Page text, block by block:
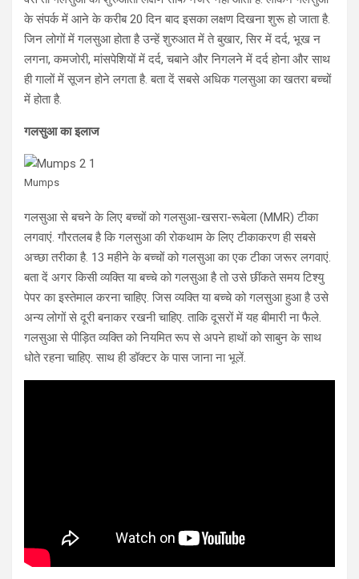
के संपर्क में आने के करीब 20 दिन बाद इसका लक्षण दिखना शुरू हो जाता है.
जिन लोगों में गलसुआ होता है उन्हें शुरुआत में ते बुखार, सिर में दर्द, भूख न
लगना, कमजोरी, मांसपेशियों में दर्द, चबाने और निगलने में दर्द होना और साथ
ही गालों में सूजन होने लगता है. बता दें सबसे अधिक गलसुआ का खतरा बच्चों
में होता है.
गलसुआ का इलाज
Mumps
गलसुआ से बचने के लिए बच्चों को गलसुआ-खसरा-रूबेला (MMR) टीका
लगवाएं. गौरतलब है कि गलसुआ की रोकथाम के लिए टीकाकरण ही सबसे
अच्छा तरीका है. 13 महीने के बच्चों को गलसुआ का एक टीका जरूर लगवाएं.
बता दें अगर किसी व्यक्ति या बच्चे को गलसुआ है तो उसे छींकते समय टिश्यु
पेपर का इस्तेमाल करना चाहिए. जिस व्यक्ति या बच्चे को गलसुआ हुआ है उसे
अन्य लोगों से दूरी बनाकर रखनी चाहिए. ताकि दूसरों में यह बीमारी ना फैले.
गलसुआ से पीड़ित व्यक्ति को नियमित रूप से अपने हाथों को साबुन के साथ
धोते रहना चाहिए. साथ ही डॉक्टर के पास जाना ना भूलें.